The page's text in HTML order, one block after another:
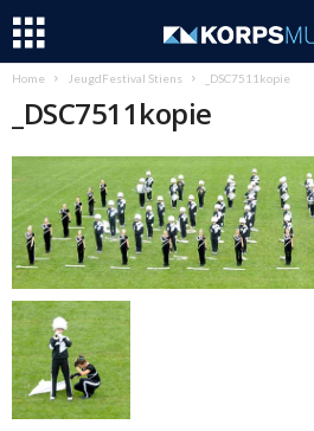
Home JeugdFestival Stiens _DSC7511kopie
_DSC7511kopie